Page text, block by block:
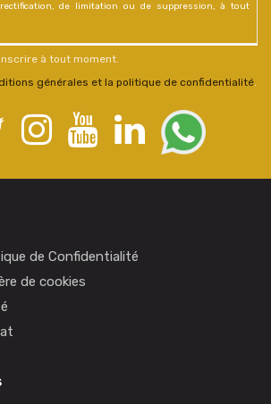
de limitation ou de suppression, à tout
à tout moment.
générales et la politique de confidentialité.
de Confidentialité
de cookies